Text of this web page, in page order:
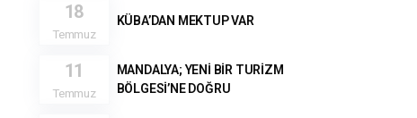
18
Temmuz
KÜBA’DAN MEKTUP VAR
11
Temmuz
MANDALYA; YENİ BİR TURİZM
BÖLGESİ’NE DOĞRU